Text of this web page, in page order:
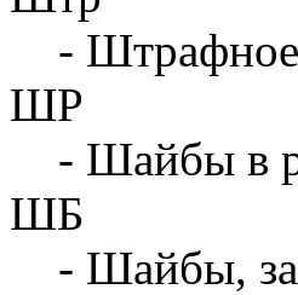
-
ШР
- Шайбы в
ШБ
- Шайбы,